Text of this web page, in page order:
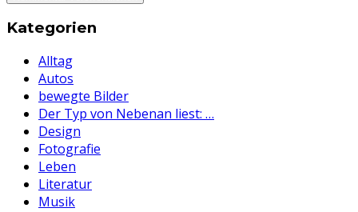
Kategorien
Alltag
Autos
bewegte Bilder
Der Typ von Nebenan liest: …
Design
Fotografie
Leben
Literatur
Musik